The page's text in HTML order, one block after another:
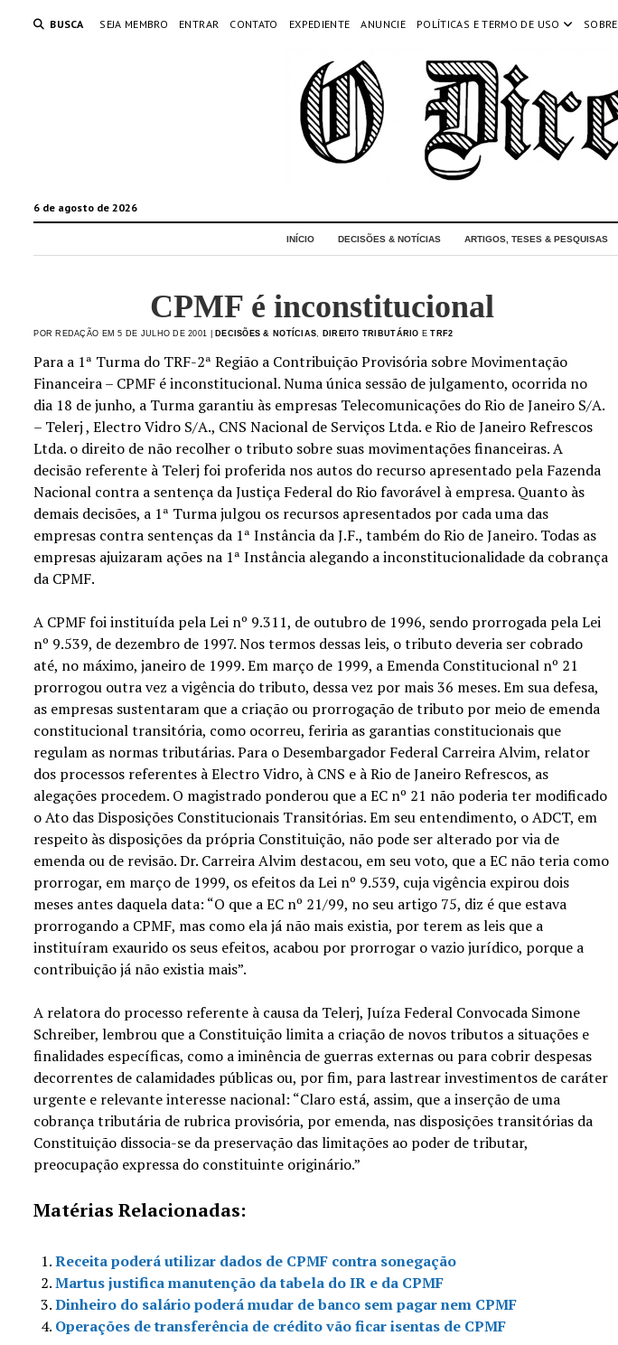
BUSCA SEJA MEMBRO ENTRAR CONTATO EXPEDIENTE ANUNCIE POLÍTICAS E TERMO DE USO SOBRE
6 de agosto de 2026
INÍCIO DECISÕES & NOTÍCIAS ARTIGOS, TESES & PESQUISAS
CPMF é inconstitucional
POR REDAÇÃO EM 5 DE JULHO DE 2001 | DECISÕES & NOTÍCIAS DIREITO TRIBUTÁRIO ETRF2
Para a 1ª Turma do TRF-2ª Região a Contribuição Provisória sobre Movimentação
Financeira – CPMF é inconstitucional. Numa única sessão de julgamento, ocorrida no
dia 18 de junho, a Turma garantiu às empresas Telecomunicações do Rio de Janeiro S/A.
– Telerj , Electro Vidro S/A., CNS Nacional de Serviços Ltda. e Rio de Janeiro Refrescos
Ltda. o direito de não recolher o tributo sobre suas movimentações financeiras. A
decisão referente à Telerj foi proferida nos autos do recurso apresentado pela Fazenda
Nacional contra a sentença da Justiça Federal do Rio favorável à empresa. Quanto às
demais decisões, a 1ª Turma julgou os recursos apresentados por cada uma das
empresas contra sentenças da 1ª Instância da J.F., também do Rio de Janeiro. Todas as
empresas ajuizaram ações na 1ª Instância alegando a inconstitucionalidade da cobrança
da CPMF.
A CPMF foi instituída pela Lei nº 9.311, de outubro de 1996, sendo prorrogada pela Lei
nº 9.539, de dezembro de 1997. Nos termos dessas leis, o tributo deveria ser cobrado
até, no máximo, janeiro de 1999. Em março de 1999, a Emenda Constitucional nº 21
prorrogou outra vez a vigência do tributo, dessa vez por mais 36 meses. Em sua defesa,
as empresas sustentaram que a criação ou prorrogação de tributo por meio de emenda
constitucional transitória, como ocorreu, feriria as garantias constitucionais que
regulam as normas tributárias. Para o Desembargador Federal Carreira Alvim, relator
dos processos referentes à Electro Vidro, à CNS e à Rio de Janeiro Refrescos, as
alegações procedem. O magistrado ponderou que a EC nº 21 não poderia ter modificado
o Ato das Disposições Constitucionais Transitórias. Em seu entendimento, o ADCT, em
respeito às disposições da própria Constituição, não pode ser alterado por via de
emenda ou de revisão. Dr. Carreira Alvim destacou, em seu voto, que a EC não teria como
prorrogar, em março de 1999, os efeitos da Lei nº 9.539, cuja vigência expirou dois
meses antes daquela data: “O que a EC nº 21/99, no seu artigo 75, diz é que estava
prorrogando a CPMF, mas como ela já não mais existia, por terem as leis que a
instituíram exaurido os seus efeitos, acabou por prorrogar o vazio jurídico, porque a
contribuição já não existia mais”.
A relatora do processo referente à causa da Telerj, Juíza Federal Convocada Simone
Schreiber, lembrou que a Constituição limita a criação de novos tributos a situações e
finalidades específicas, como a iminência de guerras externas ou para cobrir despesas
decorrentes de calamidades públicas ou, por fim, para lastrear investimentos de caráter
urgente e relevante interesse nacional: “Claro está, assim, que a inserção de uma
cobrança tributária de rubrica provisória, por emenda, nas disposições transitórias da
Constituição dissocia-se da preservação das limitações ao poder de tributar,
preocupação expressa do constituinte originário.”
Matérias Relacionadas:
Receita poderá utilizar dados de CPMF contra sonegação
Martus justifica manutenção da tabela do IR e da CPMF
Dinheiro do salário poderá mudar de banco sem pagar nem CPMF
Operações de transferência de crédito vão ficar isentas de CPMF